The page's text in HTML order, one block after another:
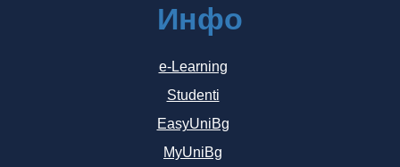
Инфо
e-Learning
Studenti
EasyUniBg
MyUniBg